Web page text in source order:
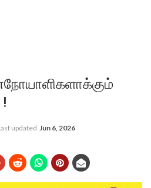
updated Jun 6, 2026